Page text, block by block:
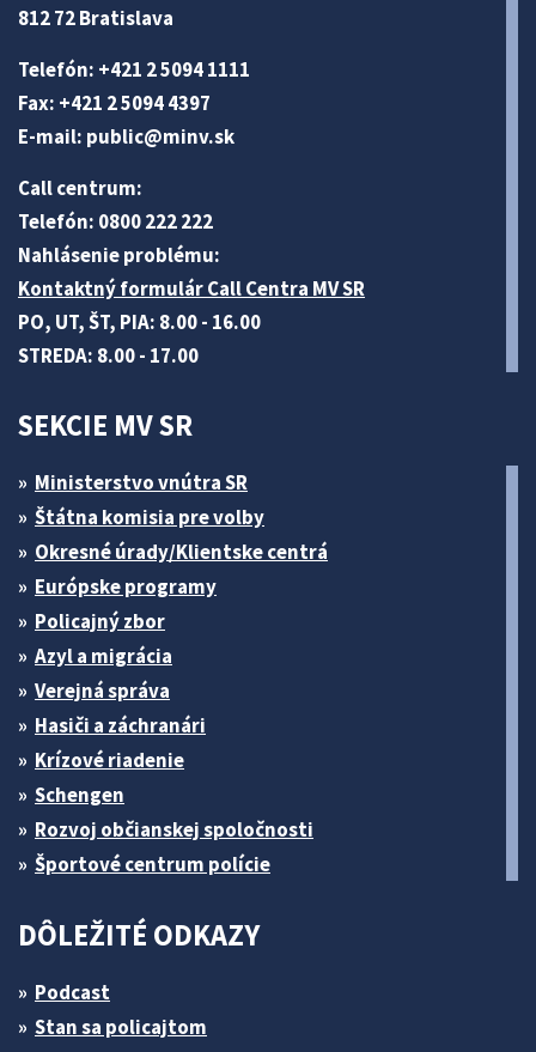
812 72 Bratislava
Telefón: +421 2 5094 1111
Fax: +421 2 5094 4397
E-mail: public@minv.sk
Call centrum:
Telefón: 0800 222 222
Nahlásenie problému:
Kontaktný formulár Call Centra MV SR
PO, UT, ŠT, PIA: 8.00 - 16.00
STREDA: 8.00 - 17.00
SEKCIE MV SR
Ministerstvo vnútra SR
Štátna komisia pre volby
Okresné úrady/Klientske centrá
Európske programy
Policajný zbor
Azyl a migrácia
Verejná správa
Hasiči a záchranári
Krízové riadenie
Schengen
Rozvoj občianskej spoločnosti
Športové centrum polície
DÔLEŽITÉ ODKAZY
Podcast
Stan sa policajtom